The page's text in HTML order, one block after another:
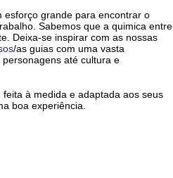
esforço grande para encontrar o
Sabemos que a quimica entre
Deixa-se inspirar com as nossas
/as guias com uma vasta
até cultura e
à medida e adaptada aos seus
boa experiência.